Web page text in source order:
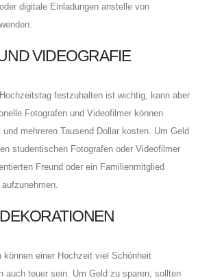
digitale Einladungen anstelle von
VIDEOGRAFIE
festzuhalten ist wichtig, kann aber
Fotografen und Videofilmer können
mehreren Tausend Dollar kosten. Um Geld
studentischen Fotografen oder Videofilmer
Freund oder ein Familienmitglied
können einer Hochzeit viel Schönheit
auch teuer sein. Um Geld zu sparen, sollten